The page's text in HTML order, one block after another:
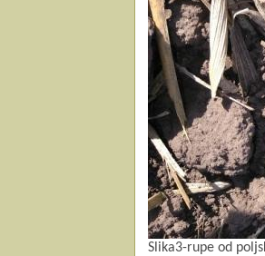
Slika3-rupe od